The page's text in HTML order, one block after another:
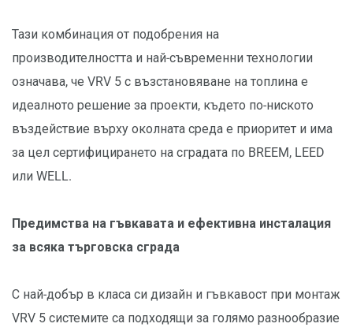
Тази комбинация от подобрения на
производителността и най-съвременни технологии
означава, че VRV 5 с възстановяване на топлина е
идеалното решение за проекти, където по-ниското
въздействие върху околната среда е приоритет и има
за цел сертифицирането на сградата по BREEM, LEED
или WELL.
Предимства на гъвкавата и ефективна инсталация
за всяка търговска сграда
С най-добър в класа си дизайн и гъвкавост при монтаж
VRV 5 системите са подходящи за голямо разнообразие